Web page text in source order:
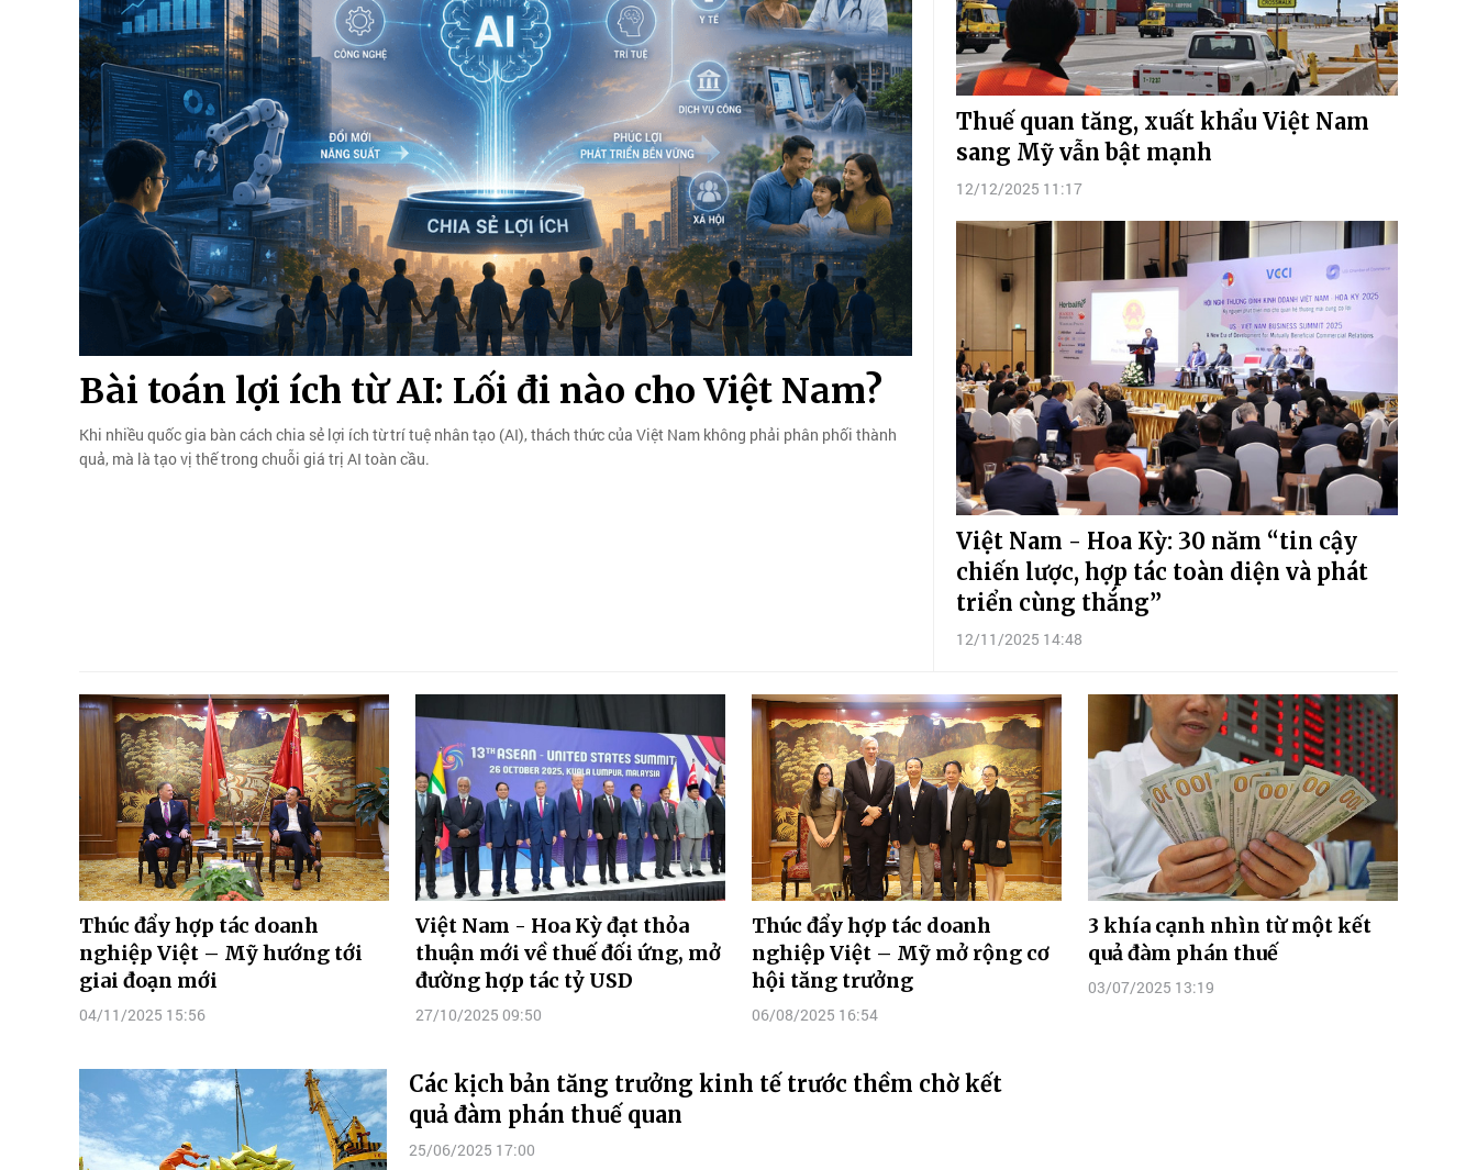
Bài toán lợi ích từ AI: Lối đi nào cho Việt Nam?
Khi nhiều quốc gia bàn cách chia sẻ lợi ích từ trí tuệ nhân tạo (AI), thách thức của Việt Nam không phải phân phối thành
quả, mà là tạo vị thế trong chuỗi giá trị AI toàn cầu.
Thuế quan tăng, xuất khẩu Việt Nam
sang Mỹ vẫn bật mạnh
12/12/2025 11:17
Việt Nam - Hoa Kỳ: 30 năm “tin cậy
chiến lược, hợp tác toàn diện và phát
triển cùng thắng”
12/11/2025 14:48
Thúc đẩy hợp tác doanh
nghiệp Việt – Mỹ hướng tới
giai đoạn mới
04/11/2025 15:56
Việt Nam - Hoa Kỳ đạt thỏa
thuận mới về thuế đối ứng, mở
đường hợp tác tỷ USD
27/10/2025 09:50
Thúc đẩy hợp tác doanh
nghiệp Việt – Mỹ mở rộng cơ
hội tăng trưởng
06/08/2025 16:54
3 khía cạnh nhìn từ một kết
quả đàm phán thuế
03/07/2025 13:19
Các kịch bản tăng trưởng kinh tế trước thềm chờ kết
quả đàm phán thuế quan
25/06/2025 17:00